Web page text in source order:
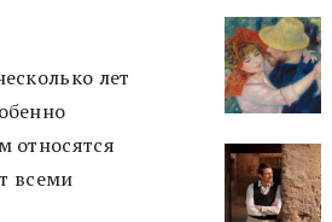
лет
относятся
всеми